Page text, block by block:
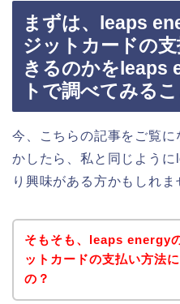
まずは、leaps
ジットカードの
きるのかをleaps
トで調べてみる
今、こちらの記事をご覧
かしたら、私と同じよう
り興味がある方かもしれま
そもそも、leaps energy
ットカードの支払い方法
の？